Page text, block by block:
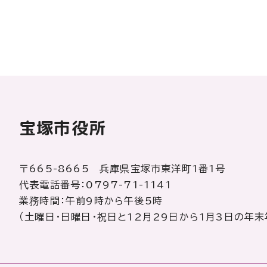
宝塚市役所
〒665-8665 兵庫県宝塚市東洋町1番1号
代表電話番号：0797-71-1141
業務時間：午前9時から午後5時
（土曜日・日曜日・祝日と12月29日から1月3日の年末